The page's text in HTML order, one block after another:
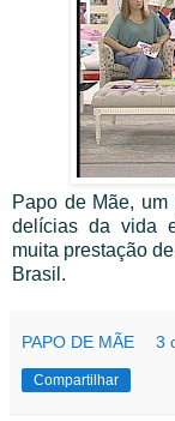
Papo de Mãe,
delícias da vida
muita prestação
Brasil.
PAPO DE MÃE 3
Compartilhar